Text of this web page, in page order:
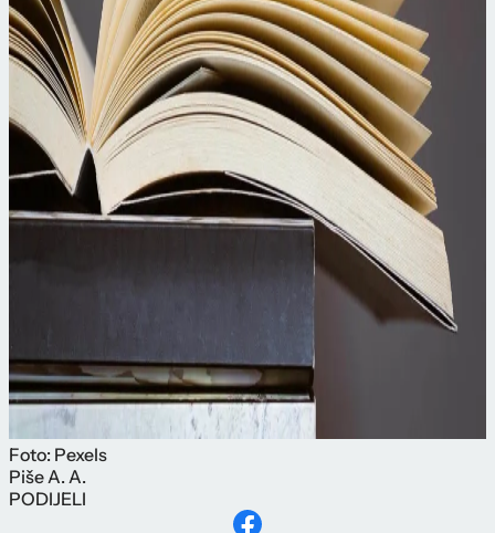
Foto: Pexels
PišeA. A.
PODIJELI